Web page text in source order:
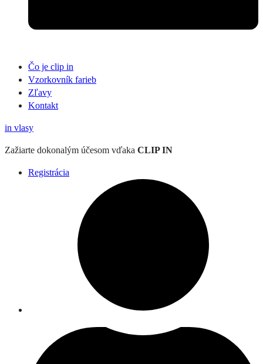
Čo je clip in
Vzorkovník farieb
Zľavy
Kontakt
in vlasy
Zažiarte dokonalým účesom vďaka CLIP IN
Registrácia